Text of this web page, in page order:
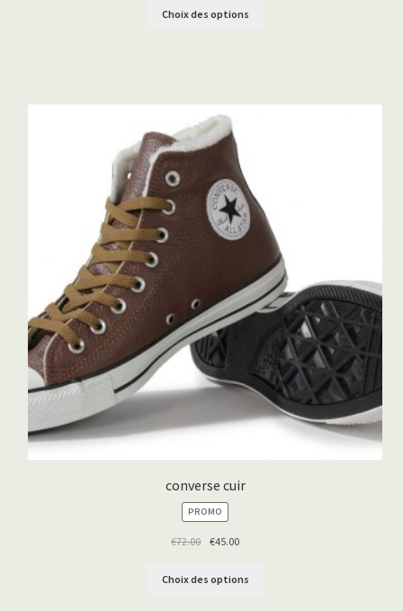
Choix des options
converse cuir
PROMO
EN
PROMOTION
€72.00 €45.00
Choix des options